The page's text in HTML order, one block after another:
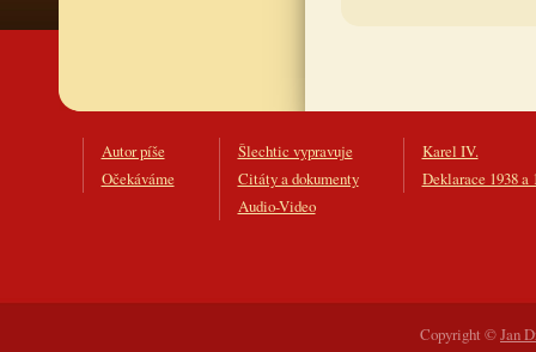
Autor píše
Očekáváme
Šlechtic vypravuje
Citáty a dokumenty
Audio-Video
Karel IV.
Deklarace 1938 a
Copyright ©Jan